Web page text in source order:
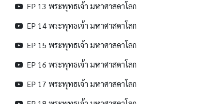
EP 13 พระพุทธเจ้า มหาศาสดาโลก
EP 14 พระพุทธเจ้า มหาศาสดาโลก
EP 15 พระพุทธเจ้า มหาศาสดาโลก
EP 16 พระพุทธเจ้า มหาศาสดาโลก
EP 17 พระพุทธเจ้า มหาศาสดาโลก